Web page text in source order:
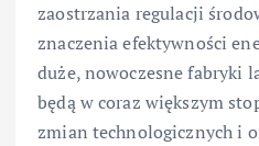
zaostrzania regulacji
znaczenia efektywności
duże, nowoczesne fabryki
będą w coraz większym
zmian technologicznych i